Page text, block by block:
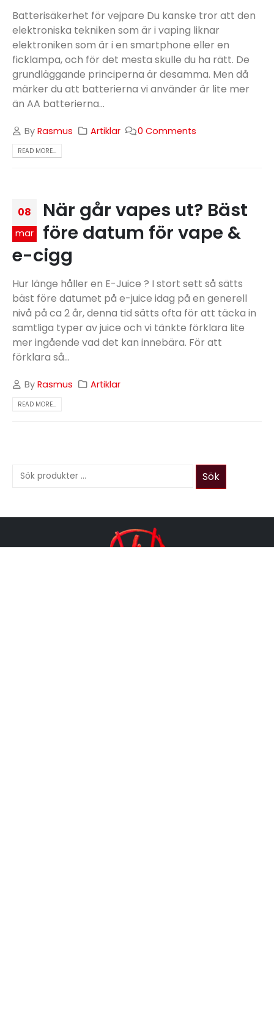
Batterisäkerhet för vejpare Du kanske tror att den
elektroniska tekniken som är i vaping liknar
elektroniken som är i en smartphone eller en
ficklampa, och för det mesta skulle du ha rätt. De
grundläggande principerna är desamma. Men då
märker du att batterierna vi använder är lite mer
än AA batterierna...
ByRasmus Artiklar 0 Comments
READ MORE...
08
mar
När går vapes ut? Bäst
före datum för vape &
e-cigg
Hur länge håller en E-Juice ? I stort sett så sätts
bäst före datumet på e-juice idag på en generell
nivå på ca 2 år, denna tid sätts ofta för att täcka in
samtliga typer av juice och vi tänkte förklara lite
mer ingående vad det kan innebära. För att
förklara så...
ByRasmus Artiklar
READ MORE...
Sök